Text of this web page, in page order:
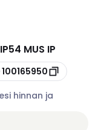
MUS IP
100165950
hinnan ja